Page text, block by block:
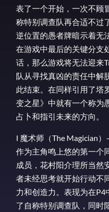
表了一个开始，一次不顾
称特别调查队再合适不过
逆位置的愚者牌暗示着无
在游戏中最后的关键分支
话，那么游戏将无法迎来
队从寻找真凶的责任中解
此结束。在同样引用了塔
变之星》中就有一个称为
占卜和指引未来的方向。
I 魔术师（The Magician
作为主角鸣上悠的第一个
成员，花村阳介理所当然
者未经思考就开始行动不
力和创造力。表现为在
了自称特别调查队，同时